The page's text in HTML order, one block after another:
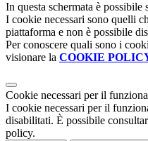
In questa schermata è
I cookie necessari sono quelli
piattaforma e non è possibile
Per conoscere quali sono i
visionare la COOKIE
Cookie necessari per il
I cookie necessari per il
disabilitati. È possibile
policy.